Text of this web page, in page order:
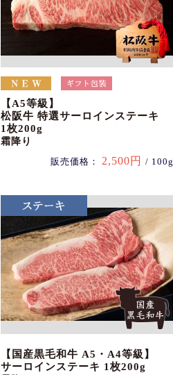
【A5等級】
松阪牛 特選サーロインステーキ
1枚200g
霜降り
販売価格： 2,500円 / 100g
【国産黒毛和牛 A5・A4等級】
サーロインステーキ 1枚200g